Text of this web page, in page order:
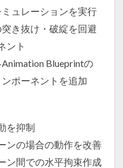
ュレーションを実行
き抜け・破綻を回避
ント
Blueprintの
ポーネントを追加
を抑制
ンの場合の動作を改善
ン間での水平拘束作成